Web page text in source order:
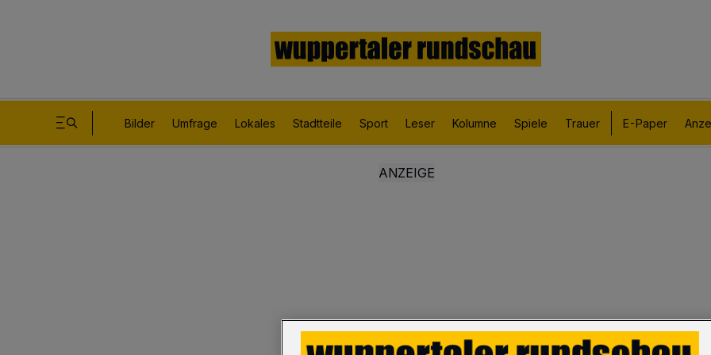
Bilder Umfrage Lokales Stadtteile Sport Leser Kolumne Spiele Trauer E-Paper